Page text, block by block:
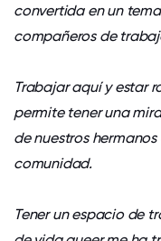
convertida en un
compañeros de
Trabajar aquí y estar
permite tener una
de nuestros
comunidad.
Tener un espacio de